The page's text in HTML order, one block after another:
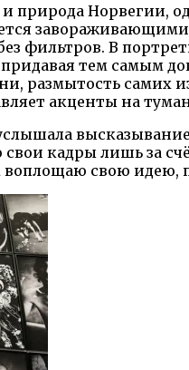
природа Норвегии,
фильтров. В
тем самым
размытость самих
акценты на
кадры лишь за
свою идею,